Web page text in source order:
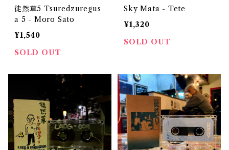
徒然草5 Tsuredzuregus
a 5 - Moro Sato
¥1,540
SOLD OUT
Sky Mata - Tete
¥1,320
SOLD OUT